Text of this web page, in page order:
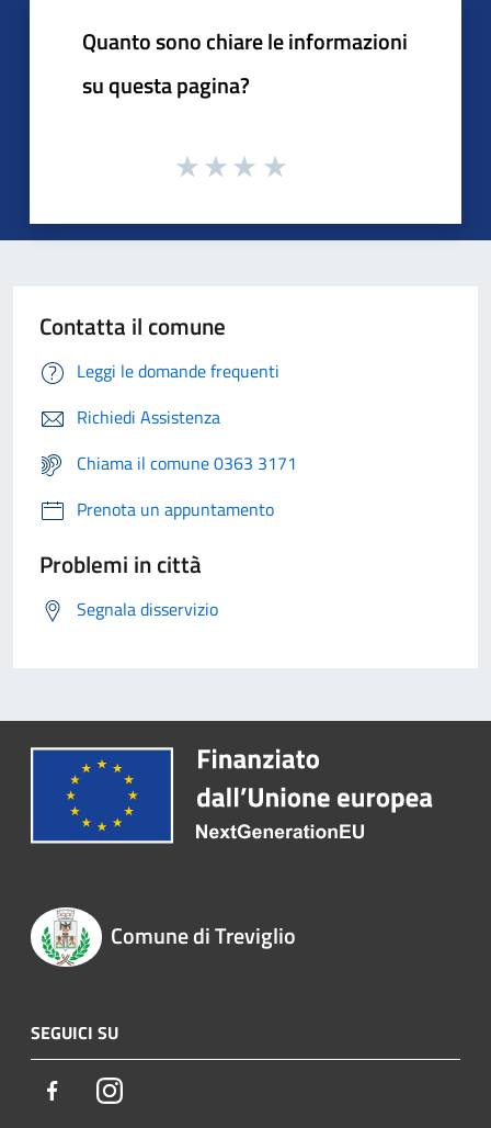
Quanto sono chiare le informazioni
su questa pagina?
Contatta il comune
Leggi le domande frequenti
Richiedi Assistenza
Chiama il comune 0363 3171
Prenota un appuntamento
Problemi in città
Segnala disservizio
Comune di Treviglio
SEGUICI SU
FacebookInstagram